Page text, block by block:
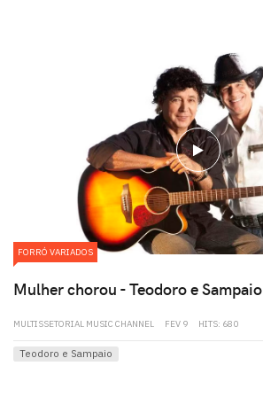
play
FORRÓ VARIADOS
Mulher chorou - Teodoro e Sampaio
MULTISSETORIAL MUSIC CHANNEL FEV 9 HITS: 680
Teodoro e Sampaio